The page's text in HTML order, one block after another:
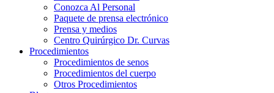
Conozca Al Personal
Paquete de prensa electrónico
Prensa y medios
Centro Quirúrgico Dr. Curvas
Procedimientos
Procedimientos de senos
Procedimientos del cuerpo
Otros Procedimientos